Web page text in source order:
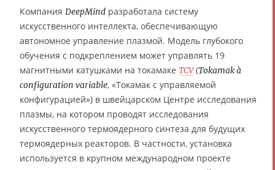
Компания DeepMind разработала систему
искусственного интеллекта, обеспечивающую
автономное управление плазмой. Модель глубокого
обучения с подкреплением может управлять 19
магнитными катушками на токамаке TCV(Tokamak à
configuration variable, «Токамак с управляемой
конфигурацией») в швейцарском Центре исследования
плазмы, на котором проводят исследования
искусственного термоядерного синтеза для будущих
термоядерных реакторов. В частности, установка
используется в крупном международном проекте